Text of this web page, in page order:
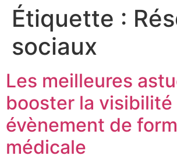
Étiquette :
sociaux
Les meilleures
booster la visibilité
évènement de
médicale